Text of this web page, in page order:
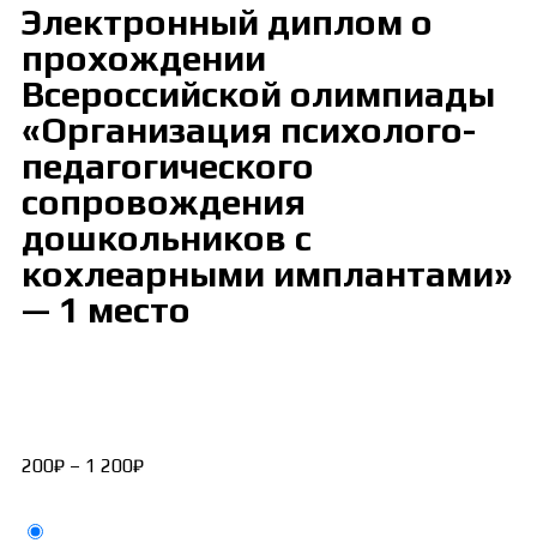
Электронный диплом о
прохождении
Всероссийской олимпиады
«Организация психолого-
педагогического
сопровождения
дошкольников с
кохлеарными имплантами»
— 1 место
200₽ – 1 200₽